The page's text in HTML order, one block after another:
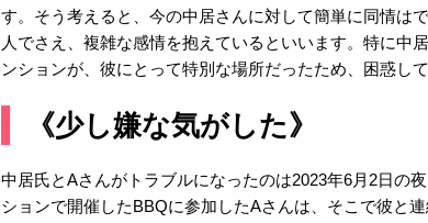
す。そう考えると、今の中居さんに対して簡単に同情は
人でさえ、複雑な感情を抱えているといいます。特に中
ンションが、彼にとって特別な場所だったため、困惑し
《少し嫌な気がした》
中居氏とAさんがトラブルになったのは2023年6月2日の
ションで開催したBBQに参加したAさんは、そこで彼と連